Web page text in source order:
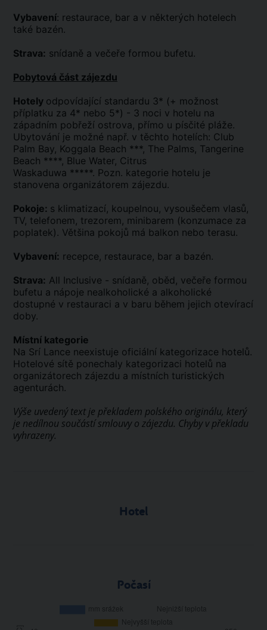
Vybavení: restaurace, bar a v některých hotelech
také bazén.
Strava: snídaně a večeře formou bufetu.
Pobytová část zájezdu
Hotely odpovídající standardu 3* (+ možnost
příplatku za 4* nebo 5*) - 3 noci v hotelu na
západním pobřeží ostrova, přímo u písčité pláže.
Ubytování je možné např. v těchto hotelích: Club
Palm Bay, Koggala Beach ***, The Palms, Tangerine
Beach ****, Blue Water, Citrus
Waskaduwa *****. Pozn. kategorie hotelu je
stanovena organizátorem zájezdu.
Pokoje: s klimatizací, koupelnou, vysoušečem vlasů,
TV, telefonem, trezorem, minibarem (konzumace za
poplatek). Většina pokojů má balkon nebo terasu.
Vybavení: recepce, restaurace, bar a bazén.
Strava: All Inclusive - snídaně, oběd, večeře formou
bufetu a nápoje nealkoholické a alkoholické
dostupné v restauraci a v baru během jejich otevírací
doby.
Místní kategorie
Na Srí Lance neexistuje oficiální kategorizace hotelů.
Hotelové sítě ponechaly kategorizaci hotelů na
organizátorech zájezdu a místních turistických
agenturách.
Výše uvedený text je překladem polského originálu, který
je nedílnou součástí smlouvy o zájezdu. Chyby v překladu
vyhrazeny.
Hotel
Počasí